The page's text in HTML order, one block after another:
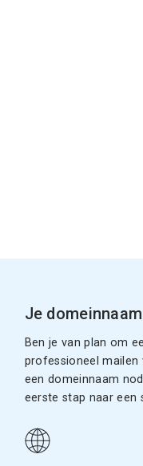
Je
Ben je van plan om
professioneel mailen
een domeinnaam
eerste stap naar een